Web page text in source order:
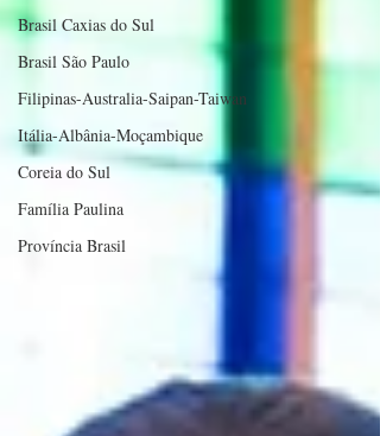
Brasil Caxias do Sul
Brasil São Paulo
Filipinas-Australia-Saipan-Taiwan
Itália-Albânia-Moçambique
Coreia do Sul
Família Paulina
Província Brasil